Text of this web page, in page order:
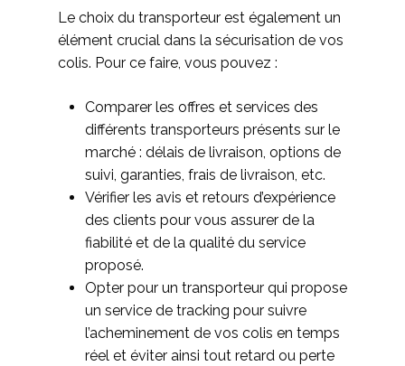
Le choix du transporteur est également un
élément crucial dans la sécurisation de vos
colis. Pour ce faire, vous pouvez :
Comparer les offres et services des
différents transporteurs présents sur le
marché : délais de livraison, options de
suivi, garanties, frais de livraison, etc.
Vérifier les avis et retours d’expérience
des clients pour vous assurer de la
fiabilité et de la qualité du service
proposé.
Opter pour un transporteur qui propose
un service de tracking pour suivre
l’acheminement de vos colis en temps
réel et éviter ainsi tout retard ou perte